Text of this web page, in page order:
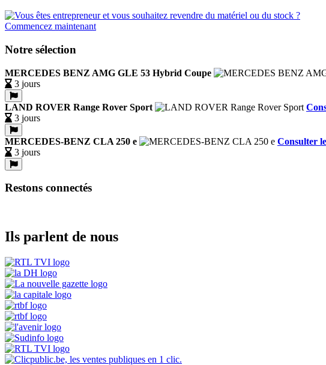
Commencez maintenant
Notre sélection
MERCEDES BENZ AMG GLE 53 Hybrid Coupe
3 jours
LAND ROVER Range Rover Sport
3 jours
MERCEDES-BENZ CLA 250 e
Consulter
3 jours
Restons connectés
Ils parlent de nous